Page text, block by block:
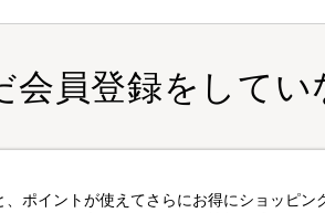
会員登録をしてい
ポイントが使えてさらにお得にショッピン